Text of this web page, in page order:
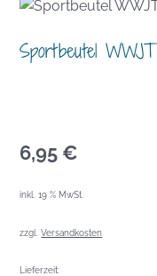
Sportbeutel WWJT
6,95 €
inkl. 19 % MwSt.
zzgl.Versandkosten
Lieferzeit: